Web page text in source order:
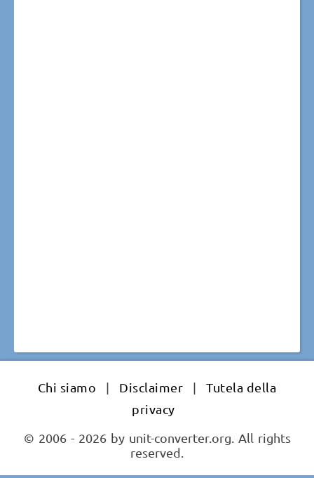
Chi siamo | Disclaimer |
Tutela della
privacy
© 2006 - 2026 by unit-converter.org. All rights
reserved.